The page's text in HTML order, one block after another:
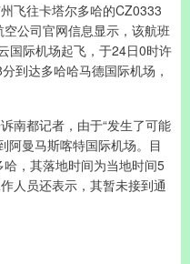
飞往卡塔尔多哈的CZ0333
公司官网信息显示，该航班
国际机场起飞，于24日0时许
到达多哈哈马德国际机场，
南都记者，由于“发生了可能
阿曼马斯喀特国际机场。目
，其落地时间为当地时间5
人员还表示，其暂未接到通